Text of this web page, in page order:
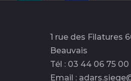
1 rue des Filatures
Beauvais
Tél : 03 44 06 75 00
Email :